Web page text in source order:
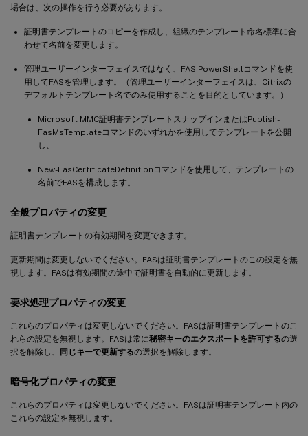
場合は、次の操作を行う必要があります。
証明書テンプレートのコピーを作成し、組織のテンプレート命名標準に合
わせて名前を変更します。
管理ユーザーインターフェイスではなく、FAS PowerShellコマンドを使
用してFASを管理します。（管理ユーザーインターフェイスは、Citrixの
デフォルトテンプレート名でのみ使用することを目的としています。）
Microsoft MMC証明書テンプレートスナップインまたはPublish-
FasMsTemplateコマンドのいずれかを使用してテンプレートを公開
し、
New-FasCertificateDefinitionコマンドを使用して、テンプレートの
名前でFASを構成します。
全般プロパティの変更
証明書テンプレートの有効期間を変更できます。
更新期間は変更しないでください。FASは証明書テンプレートのこの設定を無
視します。FASは有効期間の途中で証明書を自動的に更新します。
要求処理プロパティの変更
これらのプロパティは変更しないでください。FASは証明書テンプレートのこ
れらの設定を無視します。FASは常に秘密キーのエクスポートを許可するの選
択を解除し、 同じキーで更新するの選択を解除します。
暗号化プロパティの変更
これらのプロパティは変更しないでください。FASは証明書テンプレート内の
これらの設定を無視します。